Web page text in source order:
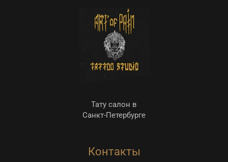
Тату салон в
Санкт-Петербурге
Контакты